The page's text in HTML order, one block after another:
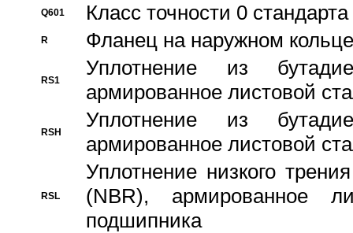
Q601 Класс точности 0
R Фланец на наружном кольце
RS1
Уплотнение из
армированное листовой
RSH
Уплотнение из
армированное листовой
RSL
Уплотнение низкого
(NBR), армированное
подшипника